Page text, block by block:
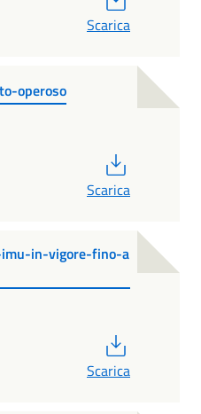
Scarica
operoso
Scarica
in-vigore-fino-a
Scarica